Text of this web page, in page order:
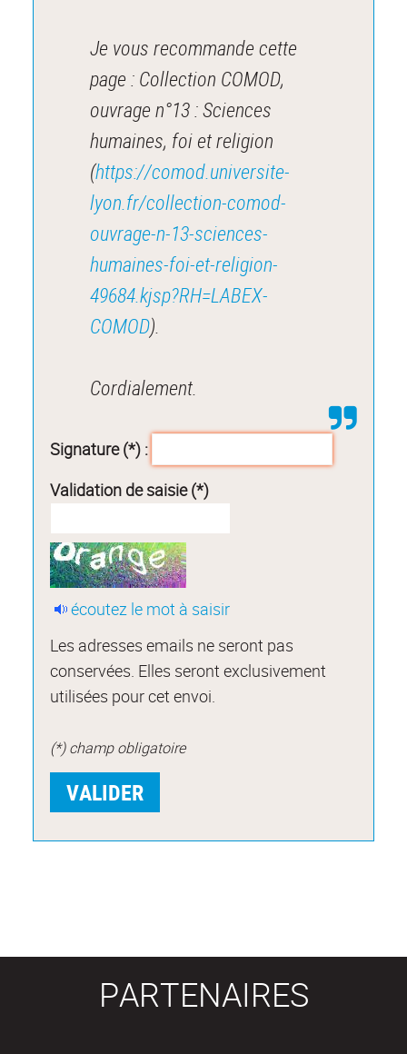
Je vous recommande cette
page : Collection COMOD,
ouvrage n°13 : Sciences
humaines, foi et religion
(https://comod.universite-
lyon.fr/collection-comod-
ouvrage-n-13-sciences-
humaines-foi-et-religion-
49684.kjsp?RH=LABEX-
COMOD).
Cordialement.
Signature (*) :
Validation de saisie (*)
écoutez le mot à saisir
Les adresses emails ne seront pas
conservées. Elles seront exclusivement
utilisées pour cet envoi.
(*) champ obligatoire
PARTENAIRES